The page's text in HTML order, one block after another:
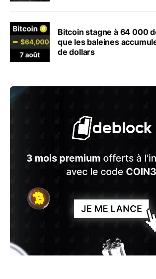
Bitcoin stagne à 64 000
que les baleines
de dollars